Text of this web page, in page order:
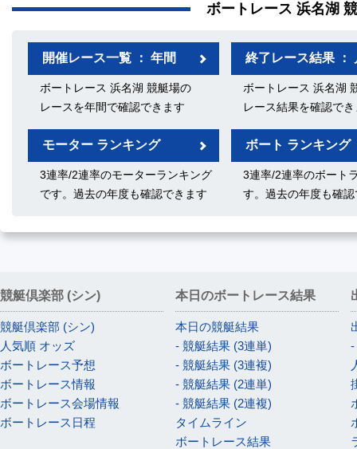
ボートレース 浜名湖
開催レース一覧 ： 年間
ボートレース 浜名湖 競艇場の
レースを年間で確認できます
終了レース結果 ：
ボートレース 浜名湖
レース結果を確認で
モーター ランキング
3連率/2連率のモーターランキング
です。過去の年度も確認できます
ボート ランキング
3連率/2連率のボート
す。過去の年度も確
競艇倶楽部 (シン)
競艇倶楽部 (シン)
人気順 オッズ
ボートレース予想
ボートレース情報
ボートレース会場情報
ボートレース日程
本日のボートレース結果
本日の競艇結果
- 競艇結果 (3連単)
- 競艇結果 (3連複)
- 競艇結果 (2連単)
- 競艇結果 (2連複)
タイムライン
ボートレース結果
-